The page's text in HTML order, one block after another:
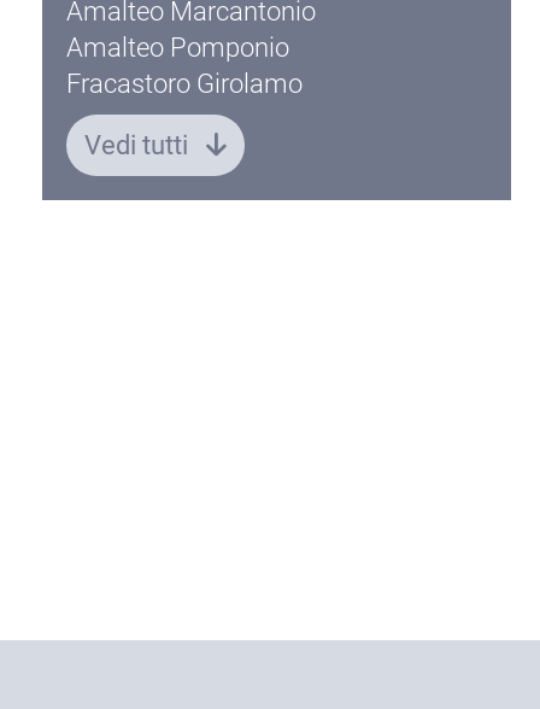
Amalteo Marcantonio
Amalteo Pomponio
Fracastoro Girolamo
Vedi tutti